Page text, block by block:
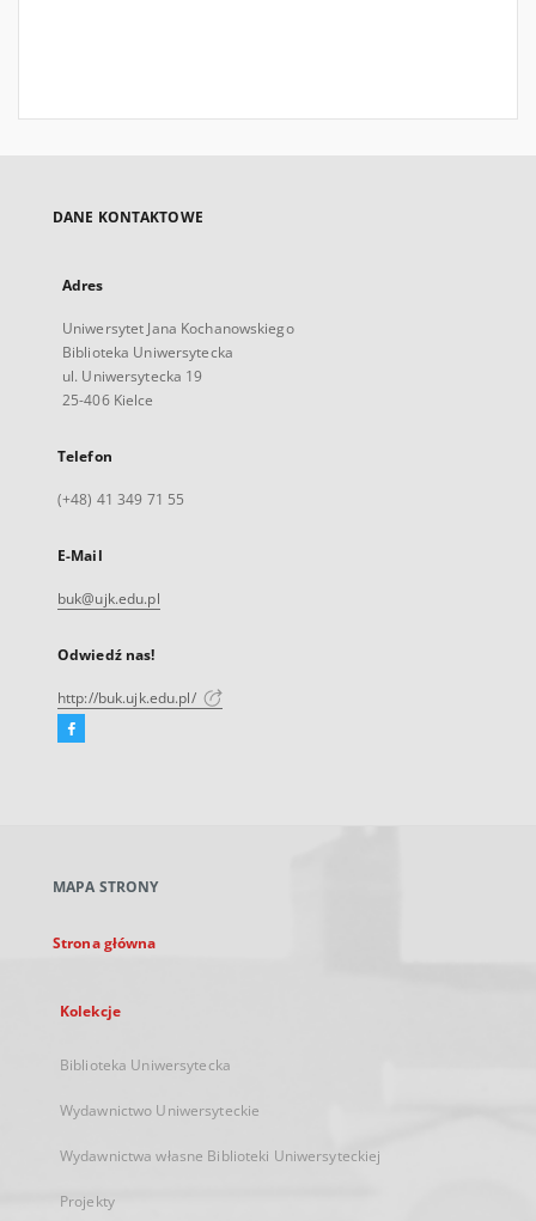
DANE KONTAKTOWE
Adres
Uniwersytet Jana Kochanowskiego
Biblioteka Uniwersytecka
ul. Uniwersytecka 19
25-406 Kielce
Telefon
(+48) 41 349 71 55
E-Mail
buk@ujk.edu.pl
Odwiedź nas!
http://buk.ujk.edu.pl/
Facebook
karcie
MAPA STRONY
Strona główna
Kolekcje
Biblioteka Uniwersytecka
Wydawnictwo Uniwersyteckie
Wydawnictwa własne Biblioteki Uniwersyteckiej
Projekty